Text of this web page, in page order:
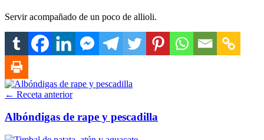
Servir acompañado de un poco de allioli.
← Receta anterior
Albóndigas de rape y pescadilla